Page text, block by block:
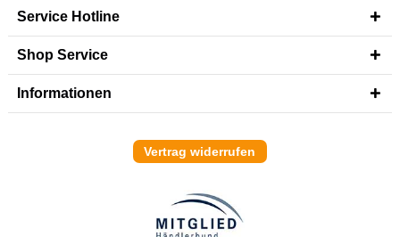
Service Hotline
Shop Service
Informationen
Vertrag widerrufen